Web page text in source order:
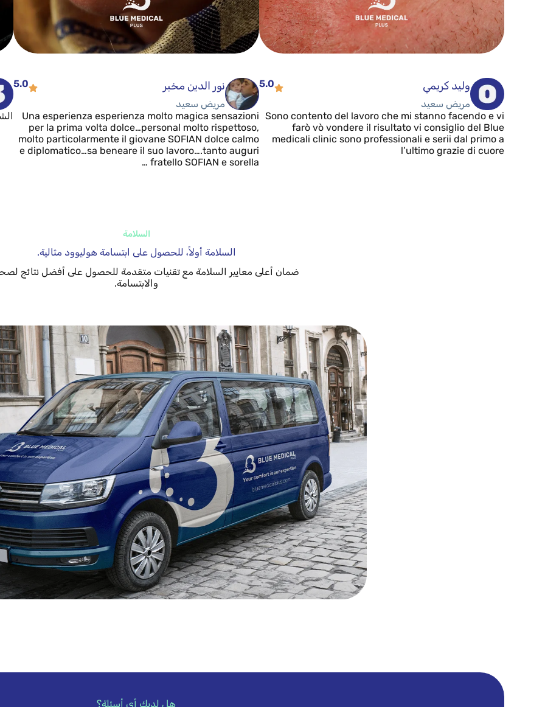
وليد كريمي
5.0
مريض سعيد
Sono contento del lavoro che mi stanno facendo e vi
farò vò vondere il risultato vi consiglio del Blue
medicali clinic sono professionali e serii dal primo a
l’ultimo grazie di cuore
نور الدين مخبر
5.0
مريض سعيد
Una esperienza esperienza molto magica sensazioni
per la prima volta dolce…personal molto rispettoso,
molto particolarmente il giovane SOFIAN dolce calmo
e diplomatico…sa beneare il suo lavoro….tanto auguri
fratello SOFIAN e sorella …
السلامة
السلامة أولاً، للحصول على ابتسامة هوليوود مثالية.
ضمان أعلى معايير السلامة مع تقنيات متقدمة للحصول على أفضل نتائج
والابتسامة.
هل لديك أي أسئلة؟